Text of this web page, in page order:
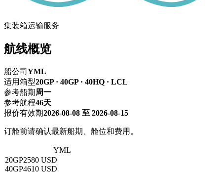
集装箱运输服务
航线概览
船公司 YML
适用箱型20GP · 40GP · 40HQ · LCL
参考船期 周一
参考航程46天
报价有效期2026-08-08 至 2026-08-15
订舱前请确认最新船期、舱位和费用。
YML
20GP2580 USD
40GP4610 USD